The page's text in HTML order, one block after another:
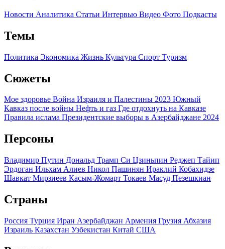
Новости Аналитика Статьи Интервью Видео Фото Подкасты
Темы
Политика Экономика Жизнь Культура Спорт Туризм
Сюжеты
Мое здоровье Война Израиля и Палестины 2023 Южный
Кавказ после войны Нефть и газ Где отдохнуть на Кавказе
Правила ислама Президентские выборы в Азербайджане 2024
Персоны
Владимир Путин Дональд Трамп Си Цзиньпин Реджеп Тайип
Эрдоган Ильхам Алиев Никол Пашинян Ираклий Кобахидзе
Шавкат Мирзиеев Касым-Жомарт Токаев Масуд Пезешкиан
Страны
Россия Турция Иран Азербайджан Армения Грузия Абхазия
Израиль Казахстан Узбекистан Китай США